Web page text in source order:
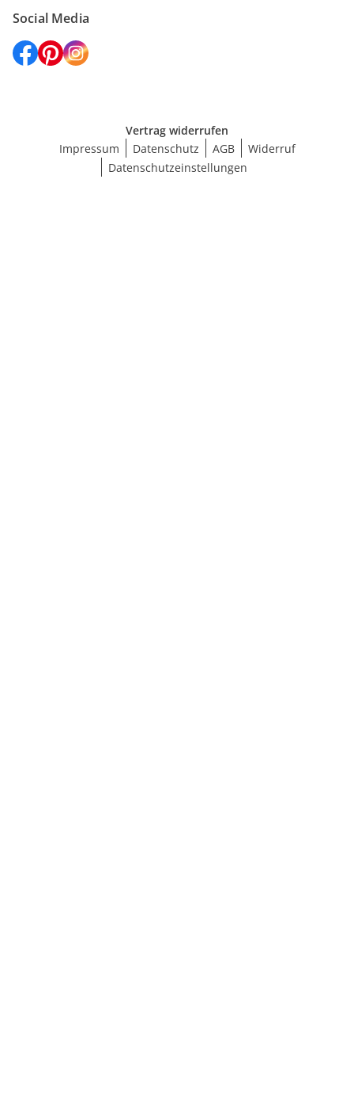
Social Media
Vertrag widerrufen
Impressum
Datenschutz AGB
Widerruf
Datenschutzeinstellungen